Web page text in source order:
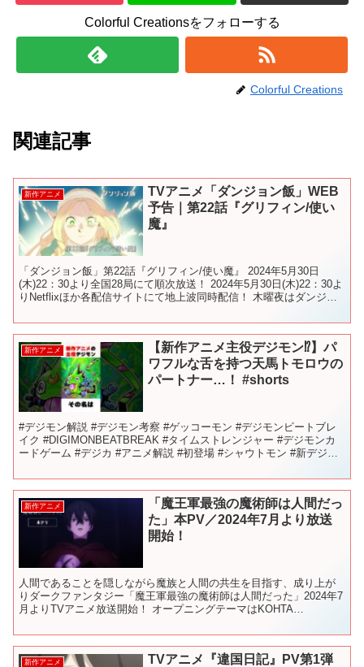
Colorful Creationsをフォローする
Colorful Creations
関連記事
新作アニメ
TVアニメ「ダンジョン飯」WEB
予告｜第22話『グリフィン/使い
魔』
「ダンジョン飯」第22話『グリフィン/使い魔』 2024年5月30日
(木)22：30より全国28局にて順次放送！ 2024年5月30日(木)22：30よ
りNetflixほか各配信サイトにて地上波同時配信！ 木曜夜はダンジョ
新作アニメ
【新作アニメ主役デジモン⁉️】パ
ワフルな舌を持つ天馬トモロウの
パートナー…！ #shorts
#デジモン解説 #デジモン考察 #ゲッコーモン #デジモンビートブレ
イク #DIGIMONBEATBREAK #タイムストレンジャー #デジモンカ
ードゲーム #デジカ #アニメ解説 #初登場 #シャウトモン #新デジモ
新作アニメ
「魔王軍最強の魔術師は人間だっ
た」本PV／2024年7月より放送
開始！
人間であることを隠しながら魔族と人間の共生を目指す、成り上が
りダークファンタジー「魔王軍最強の魔術師は人間だった」2024年7
月よりTVアニメ放送開始！ オープニングテーマはKOHTA
新作アニメ TVアニメ『違国日記』PV第1弾